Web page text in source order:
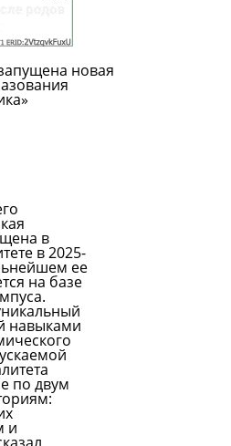
новая
в
в 2025-
ее
на базе
навыками
по двум
и